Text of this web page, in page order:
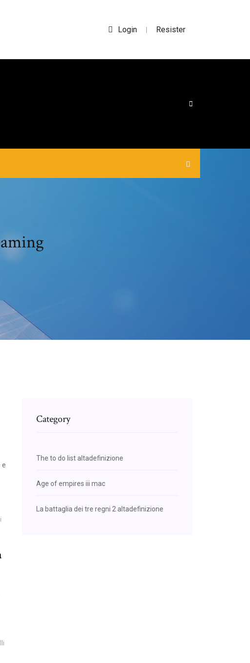
Login | Resister
e
Category
The to do list altadefinizione
Age of empires iii mac
La battaglia dei tre regni 2 altadefinizione